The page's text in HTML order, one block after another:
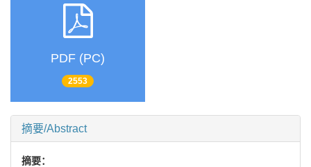
PDF (PC)
2553
摘要/Abstract
摘要：